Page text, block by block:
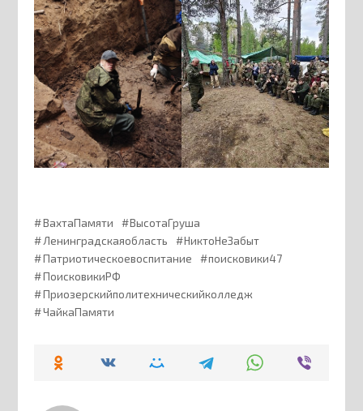
ВахтаПамяти
ВысотаГруша
Ленинградскаяобласть
НиктоНеЗабыт
Патриотическоевоспитание
поисковики47
ПоисковикиРФ
Приозерскийполитехническийколледж
ЧайкаПамяти